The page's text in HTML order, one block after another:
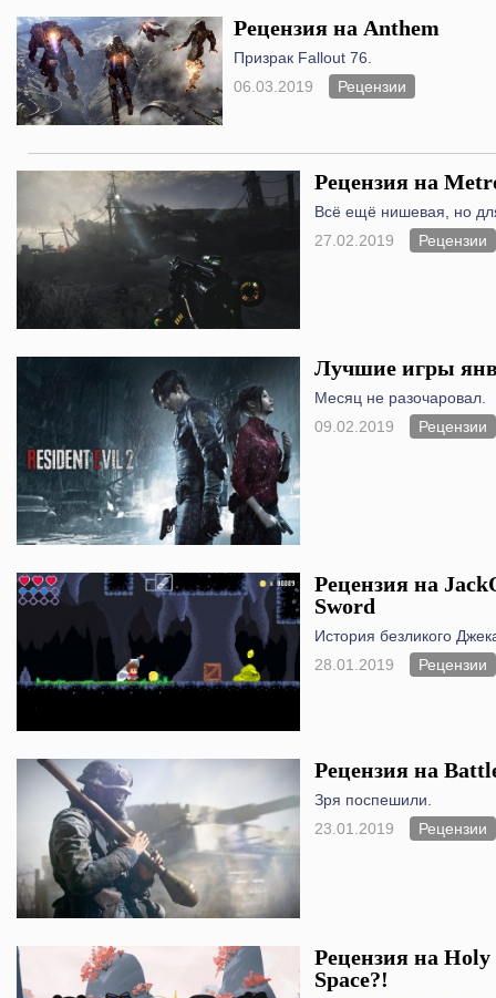
Рецензия на Anthem
Призрак Fallout 76.
06.03.2019
Рецензии
Рецензия на
Всё ещё нишевая, но
27.02.2019
Рецензии
Лучшие игры
Месяц не разочаровал.
09.02.2019
Рецензии
Рецензия на
Sword
История безликого
28.01.2019
Рецензии
Рецензия на
Зря поспешили.
23.01.2019
Рецензии
Рецензия на
Space?!